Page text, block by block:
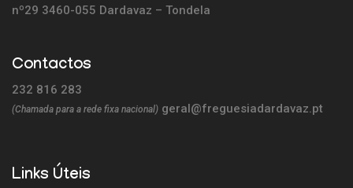
nº29 3460-055 Dardavaz – Tondela
Contactos
232 816 283
(Chamada para a rede fixa nacional) geral@freguesiadardavaz.pt
Links Úteis